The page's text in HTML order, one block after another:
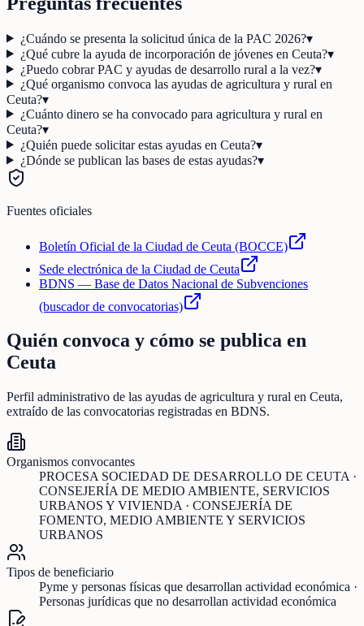
¿Cuándo se presenta la solicitud única de la PAC 2026?▾
¿Qué cubre la ayuda de incorporación de jóvenes en Ceuta?▾
¿Puedo cobrar PAC y ayudas de desarrollo rural a la vez?▾
¿Qué organismo convoca las ayudas de agricultura y rural en
Ceuta?▾
¿Cuánto dinero se ha convocado para agricultura y rural en
Ceuta?▾
¿Quién puede solicitar estas ayudas en Ceuta?▾
¿Dónde se publican las bases de estas ayudas?▾
Fuentes oficiales
Boletín Oficial de la Ciudad de Ceuta (BOCCE)
Sede electrónica de la Ciudad de Ceuta
BDNS — Base de Datos Nacional de Subvenciones
(buscador de convocatorias)
Quién convoca y cómo se publica en
Ceuta
Perfil administrativo de las ayudas de agricultura y rural en Ceuta,
extraído de las convocatorias registradas en BDNS.
Organismos convocantes
PROCESA SOCIEDAD DE DESARROLLO DE CEUTA ·
CONSEJERÍA DE MEDIO AMBIENTE, SERVICIOS
URBANOS Y VIVIENDA · CONSEJERÍA DE
FOMENTO, MEDIO AMBIENTE Y SERVICIOS
URBANOS
Tipos de beneficiario
Pyme y personas físicas que desarrollan actividad económica ·
Personas jurídicas que no desarrollan actividad económica